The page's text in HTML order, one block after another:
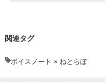
関連タグ
ボイスノート × ねとらぼ